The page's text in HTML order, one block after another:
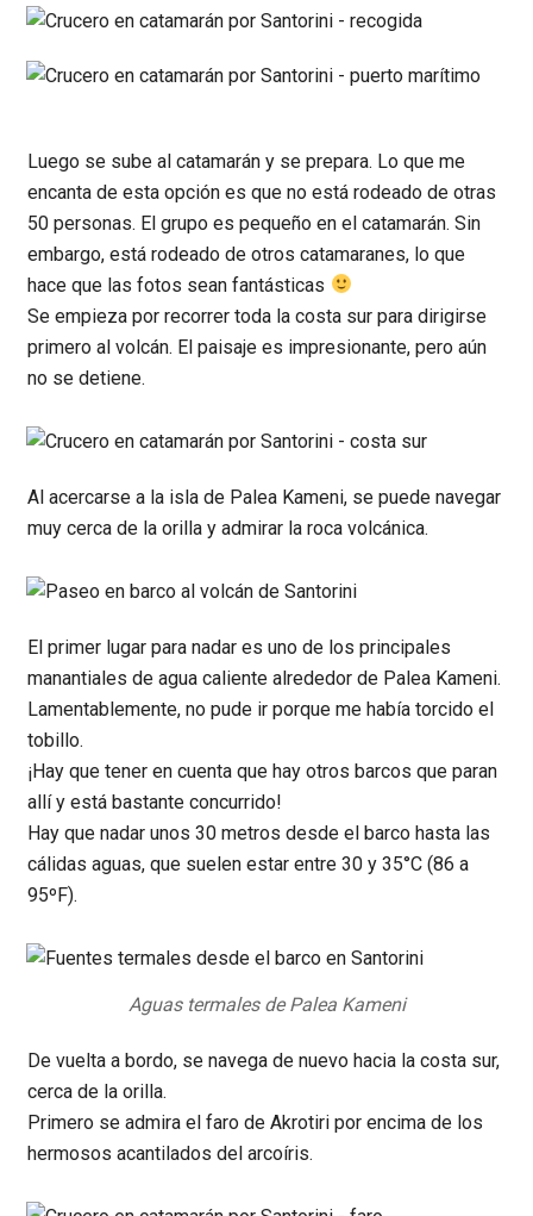
Luego se sube al catamarán y se prepara. Lo que me
encanta de esta opción es que no está rodeado de otras
50 personas. El grupo es pequeño en el catamarán. Sin
embargo, está rodeado de otros catamaranes, lo que
hace que las fotos sean fantásticas
Se empieza por recorrer toda la costa sur para dirigirse
primero al volcán. El paisaje es impresionante, pero aún
no se detiene.
Al acercarse a la isla de Palea Kameni, se puede navegar
muy cerca de la orilla y admirar la roca volcánica.
El primer lugar para nadar es uno de los principales
manantiales de agua caliente alrededor de Palea Kameni.
Lamentablemente, no pude ir porque me había torcido el
tobillo.
¡Hay que tener en cuenta que hay otros barcos que paran
allí y está bastante concurrido!
Hay que nadar unos 30 metros desde el barco hasta las
cálidas aguas, que suelen estar entre 30 y 35°C (86 a
95ºF).
Aguas termales de Palea Kameni
De vuelta a bordo, se navega de nuevo hacia la costa sur,
cerca de la orilla.
Primero se admira el faro de Akrotiri por encima de los
hermosos acantilados del arcoíris.